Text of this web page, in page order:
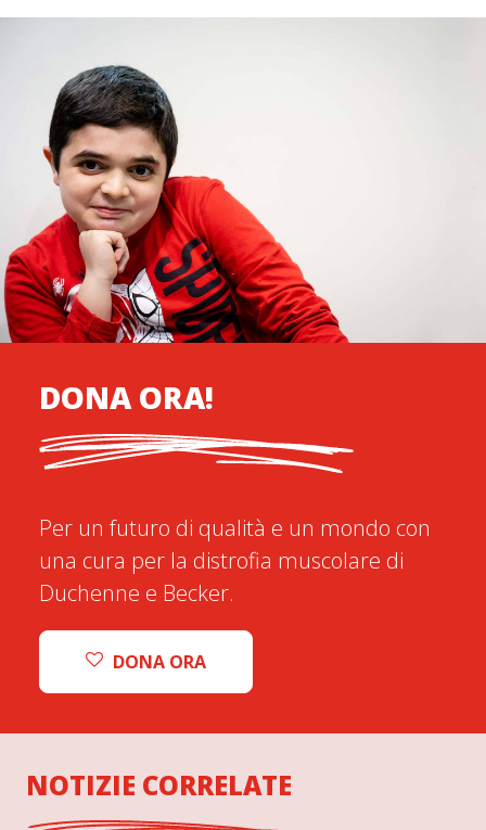
DONA ORA!
Per un futuro di qualità e un mondo con
una cura per la distrofia muscolare di
Duchenne e Becker.
DONA ORA
NOTIZIE CORRELATE